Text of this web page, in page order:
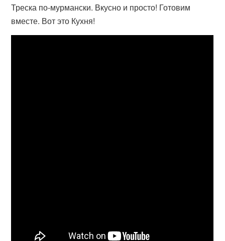
Треска по-мурмански. Вкусно и просто! Готовим
вместе. Вот это Кухня!